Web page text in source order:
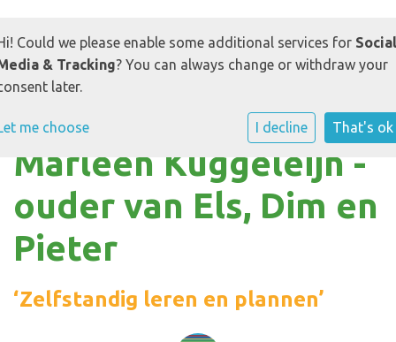
Marleen Kuggeleijn -
ouder van Els, Dim en
Pieter
‘Zelfstandig leren en plannen’
Could we please enable some additional services for Social
& Tracking? You can always change or withdraw your
later.
me choose I decline That's ok